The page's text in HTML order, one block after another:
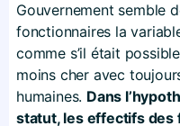
Gouvernement semble
fonctionnaires la
comme s’il était
moins cher avec
humaines. Dans
statut, les effectifs des